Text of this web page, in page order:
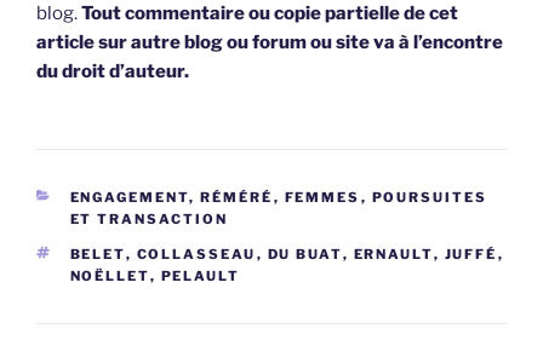
blog.Tout commentaire ou copie partielle de cet
article sur autre blog ou forum ou site va à l’encontre
du droit d’auteur.
CATÉGORIES
ENGAGEMENT, RÉMÉRÉ , FEMMES , POURSUITES
ET TRANSACTION
ÉTIQUETTES
BELET, COLLASSEAU , DU BUAT, ERNAULT, JUFFÉ ,
NOËLLET, PELAULT